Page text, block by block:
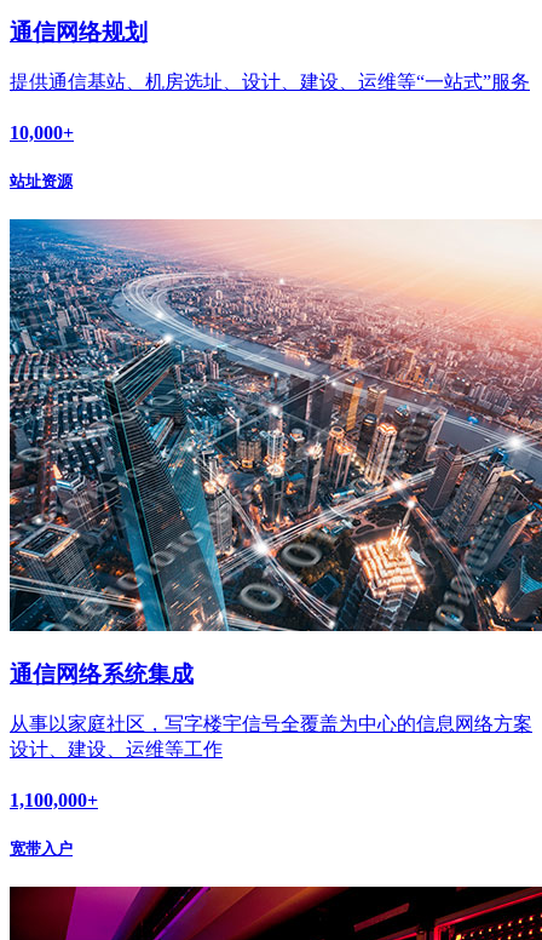
通信网络规划
提供通信基站、机房选址、设计、建设、运维等“一站式”服务
10,000+
站址资源
通信网络系统集成
从事以家庭社区，写字楼宇信号全覆盖为中心的信息网络方案
设计、建设、运维等工作
1,100,000+
宽带入户